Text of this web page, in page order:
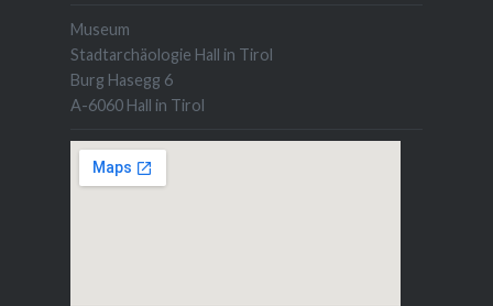
Museum
Stadtarchäologie Hall in Tirol
Burg Hasegg 6
A-6060 Hall in Tirol